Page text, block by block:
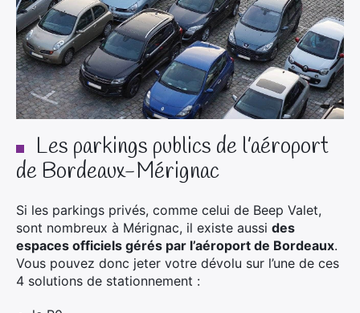
Les parkings publics de l’aéroport
de Bordeaux-Mérignac
Si les parkings privés, comme celui de Beep Valet,
sont nombreux à Mérignac, il existe aussi des
espaces officiels gérés par l’aéroport de Bordeaux.
Vous pouvez donc jeter votre dévolu sur l’une de ces
4 solutions de stationnement :